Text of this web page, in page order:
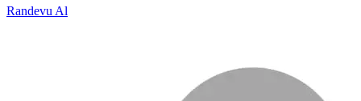
Randevu Al